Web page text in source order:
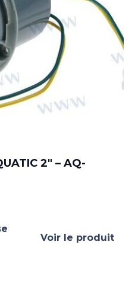
2″ – AQ-
Voir le produit